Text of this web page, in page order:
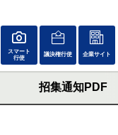
スマート
行使
議決権行使 企業サイト
招集通知PDF